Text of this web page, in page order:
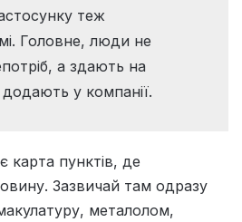
теж
Головне, люди не
а здають на
у компанії.
карта пунктів, де
Зазвичай там одразу
металолом,